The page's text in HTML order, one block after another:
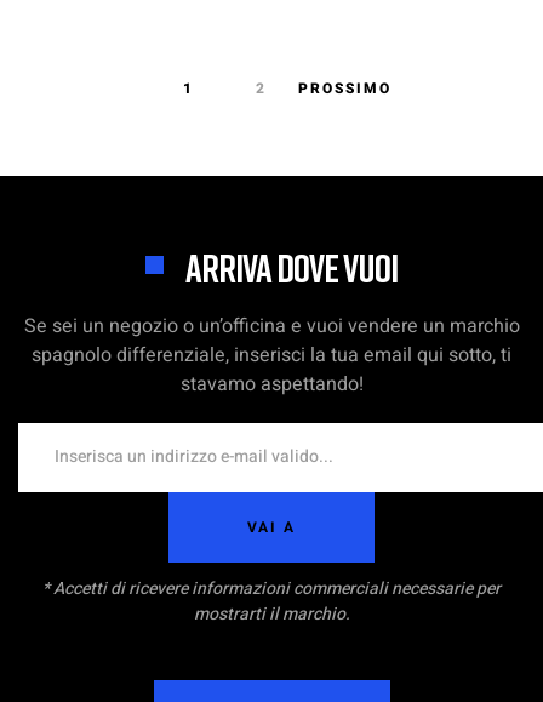
1 2 PROSSIMO
ARRIVA DOVE VUOI
Se sei un negozio o un’officina e vuoi vendere un marchio
spagnolo differenziale, inserisci la tua email qui sotto, ti
stavamo aspettando!
VAI A
* Accetti di ricevere informazioni commerciali necessarie per
mostrarti il marchio.